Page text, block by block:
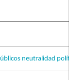
neutralidad